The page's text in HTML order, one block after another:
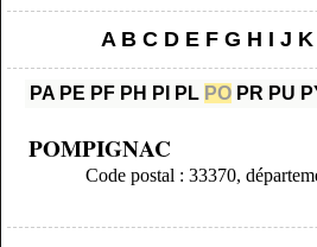
A B C D E F G H I J K
PA PE PF PH PI PL PO PR PU
POMPIGNAC
Code postal : 33370,